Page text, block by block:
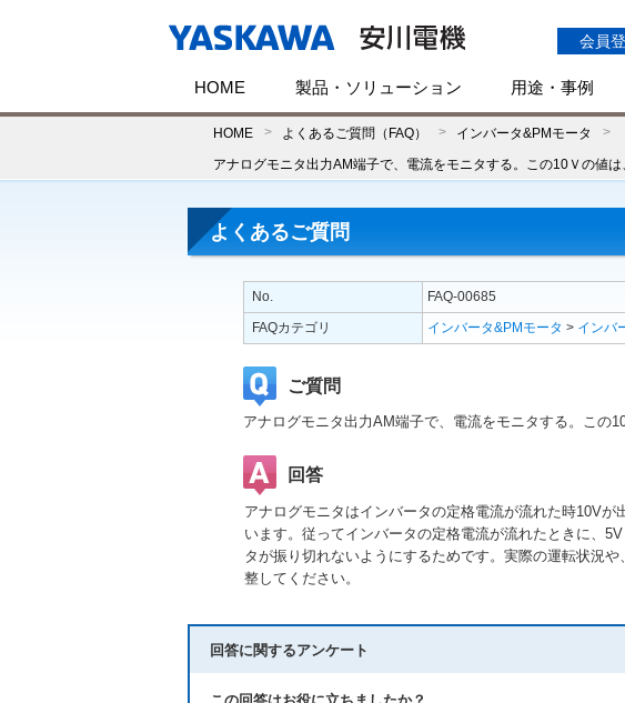
会員
HOME 製品・ソリューション 用途・事例
HOME よくあるご質問（FAQ） インバータ&PMモータ
アナログモニタ出力AM端子で、電流をモニタする。この10Ｖの値
よくあるご質問
No.
FAQ-00685
FAQカテゴリ
インバータ&PMモータ > インバ
ご質問
アナログモニタ出力AM端子で、電流をモニタする。この
回答
アナログモニタはインバータの定格電流が流れた時10V
います。従ってインバータの定格電流が流れたときに、
タが振り切れないようにするためです。実際の運転状況
整してください。
回答に関するアンケート